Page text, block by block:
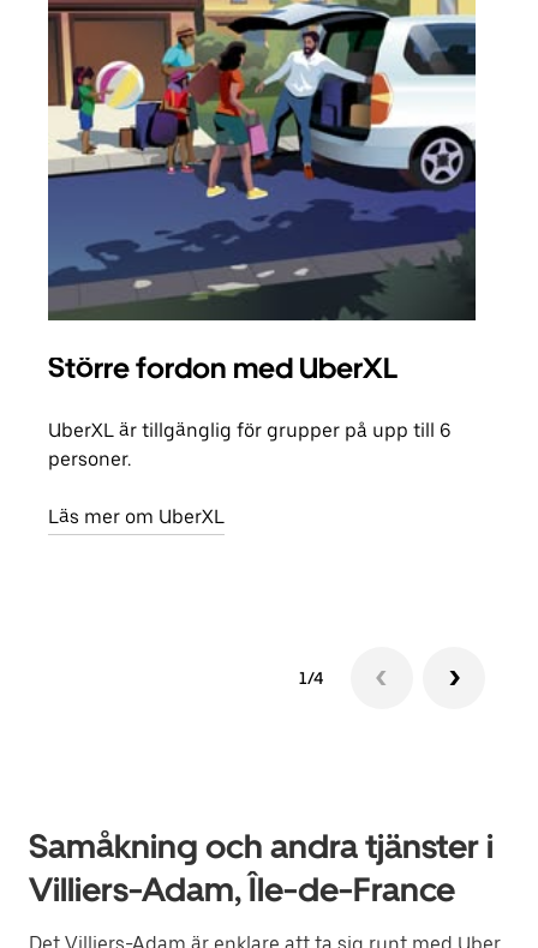
Större fordon med UberXL
UberXL är tillgänglig för grupper på upp till 6
personer.
Läs mer om UberXL
1/4
Samåkning och andra tjänster i
Villiers-Adam, Île-de-France